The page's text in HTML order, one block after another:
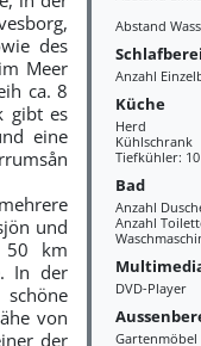
Abstand
Anzahl
Küche
Herd
Kühlschrank
Tiefkühler:
Bad
Anzahl
Anzahl
DVD-Player
Gartenmöbel
des
Meer
ca. 8
gibt es
eine
und
50 km
In der
von
der